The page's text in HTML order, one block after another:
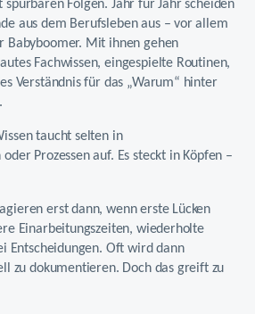
Folgen. Jahr für Jahr scheiden
aus dem Berufsleben aus – vor allem
Babyboomer. Mit ihnen gehen
Fachwissen, eingespielte Routinen,
Verständnis für das „Warum“ hinter
taucht selten in
Prozessen auf. Es steckt in Köpfen –
erst dann, wenn erste Lücken
Einarbeitungszeiten, wiederholte
Entscheidungen. Oft wird dann
zu dokumentieren. Doch das greift zu